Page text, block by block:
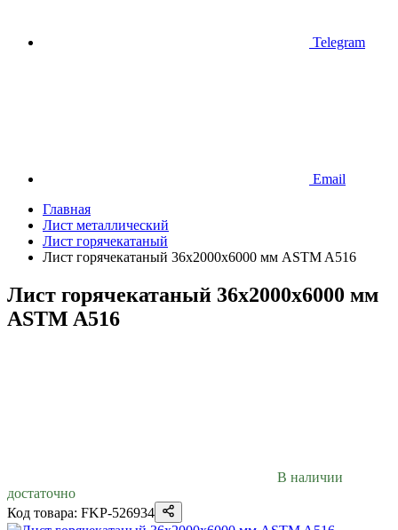
Telegram
Email
Главная
Лист металлический
Лист горячекатаный
Лист горячекатаный 36х2000х6000 мм ASTM A516
Лист горячекатаный 36х2000х6000 мм
ASTM A516
В наличии
достаточно
Код товара: FKP-526934